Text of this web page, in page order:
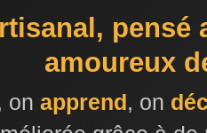
pensé
amoureux
on apprend , on